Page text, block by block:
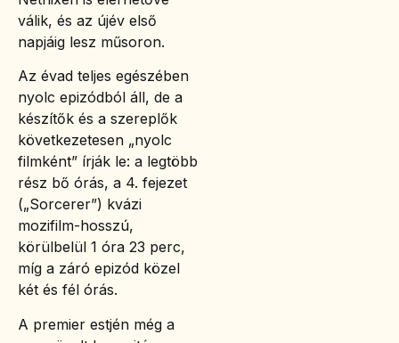
válik, és az újév első
napjáig lesz műsoron.
Az évad teljes egészében
nyolc epizódból áll, de a
készítők és a szereplők
következetesen „nyolc
filmként” írják le: a legtöbb
rész bő órás, a 4. fejezet
(„Sorcerer”) kvázi
mozifilm-hosszú,
körülbelül 1 óra 23 perc,
míg a záró epizód közel
két és fél órás.
A premier estjén még a